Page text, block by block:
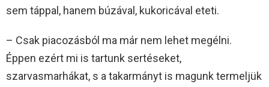
sem táppal, hanem búzával, kukoricával eteti.
– Csak piacozásból ma már nem lehet megélni.
Éppen ezért mi is tartunk sertéseket,
szarvasmarhákat, s a takarmányt is magunk termeljük